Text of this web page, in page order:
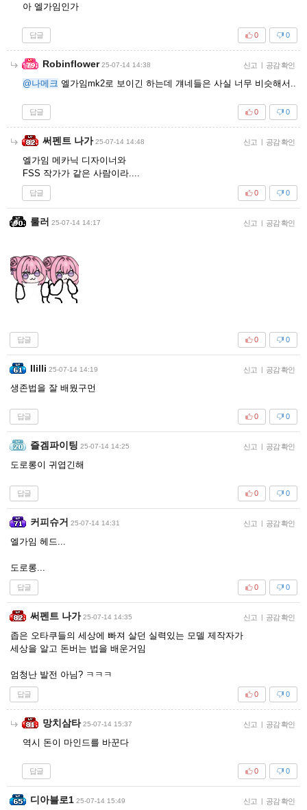
아 엘가임인가
답글 0
0
Robinflower 25-07-14 14:38 신고 | 공감 확인
@나메크 엘가임mk2로 보이긴 하는데 걔네들은 사실 너무 비슷해서..
답글 0
0
써펜트 나가 25-07-14 14:48 신고 | 공감 확인
엘가임 메카닉 디자이너와
FSS 작가가 같은 사람이라....
답글 0
0
룰러 25-07-14 14:17 신고 | 공감 확인
답글 0
0
Ililli 25-07-14 14:19 신고 | 공감 확인
생존법을 잘 배웠구먼
답글 0
0
즐겜파이팅 25-07-14 14:25 신고 | 공감 확인
도로롱이 귀엽긴해
답글 0
0
커피슈거 25-07-14 14:31 신고 | 공감 확인
엘가임 헤드...
도로롱...
답글 0
0
써펜트 나가 25-07-14 14:35 신고 | 공감 확인
좁은 오타쿠들의 세상에 빠져 살던 실력있는 모델 제작자가
세상을 알고 돈버는 법을 배운거임
엄청난 발전 아님? ㅋㅋㅋ
답글 0
0
망치삼타 25-07-14 15:37 신고 | 공감 확인
역시 돈이 마인드를 바꾼다
답글 0
0
디아블로1 25-07-14 15:49 신고 | 공감 확인